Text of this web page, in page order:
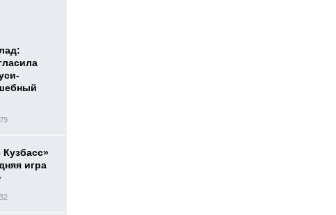
игра